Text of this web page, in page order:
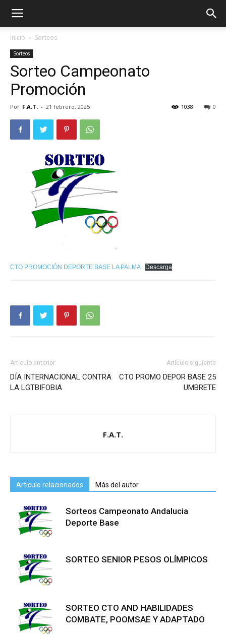
Inicio Sorteos
Sorteos
Sorteo Campeonato
Promoción
Por F.A.T. - 21 febrero, 2025 0
1038
CTO PROMOCIÓN DEPORTE BASE LA PALMA Descarga
Artículo anterior
DÍA INTERNACIONAL CONTRA
LA LGTBIFOBIA
Artículo siguiente
CTO PROMO DEPOR BASE 25
UMBRETE
F.A.T.
Artículo relacionados Más del autor
Sorteos Campeonato Andalucia
Deporte Base
SORTEO SENIOR PESOS OLÍMPICOS
SORTEO CTO AND HABILIDADES
COMBATE, POOMSAE Y ADAPTADO